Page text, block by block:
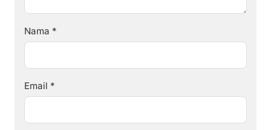
Nama *
Email *